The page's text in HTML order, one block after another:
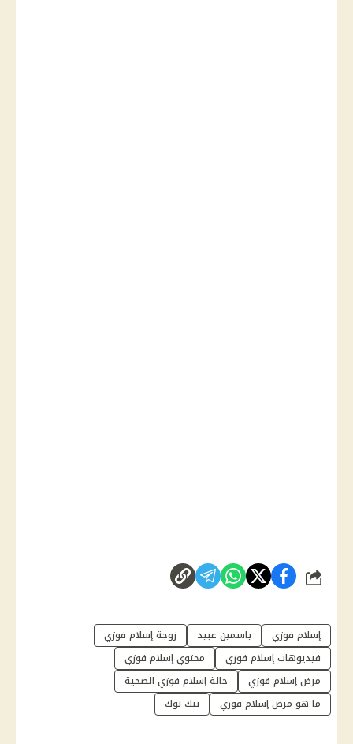
شارك
إسلام فوزي ياسمين عبيد
زوجة إسلام فوزي
فيديوهات إسلام فوزي
محتوي إسلام فوزي
مرض إسلام فوزي
حالة إسلام فوزي الصحية
ما هو مرض إسلام فوزي
تيك توك